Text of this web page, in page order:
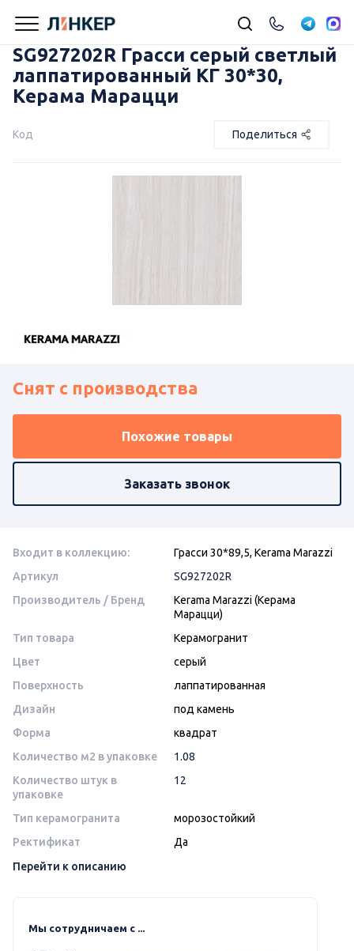
SG927202R Грасси серый светлый
лаппатированный КГ 30*30,
Керама Марацци
Код Поделиться
Снят с производства
Похожие товары
Заказать звонок
Входит в коллекцию:
Грасси 30*89,5, Kerama Marazzi
Артикул
SG927202R
Производитель / Бренд
Kerama Marazzi (Керама
Марацци)
Тип товара
Керамогранит
Цвет
серый
Поверхность
лаппатированная
Дизайн
под камень
Форма
квадрат
Количество м2 в упаковке
1.08
Количество штук в
упаковке
12
Тип керамогранита
морозостойкий
Ректификат
Да
Перейти к описанию
Мы сотрудничаем с ...